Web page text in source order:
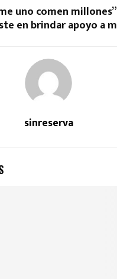
uno comen
en brindar apoyo a
sinreserva